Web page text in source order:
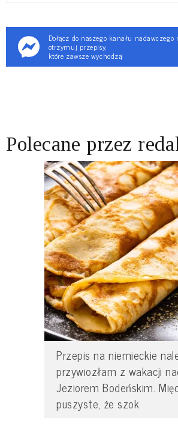
Dołącz do naszego kanału nadawczego
otrzymuj przepisy,
które zawsze wychodzą!
Polecane przez
Przepis na niemieckie
przywiozłam z wakacji
Jeziorem Bodeńskim.
puszyste, że szok